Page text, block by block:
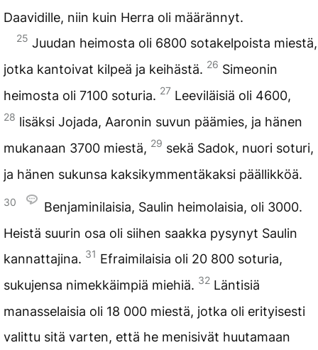
Daavidille, niin kuin Herra oli määrännyt.
25 Juudan heimosta oli 6800 sotakelpoista miestä,
jotka kantoivat kilpeä ja keihästä. 26 Simeonin
heimosta oli 7100 soturia. 27 Leeviläisiä oli 4600,
28 lisäksi Jojada, Aaronin suvun päämies, ja hänen
mukanaan 3700 miestä, 29 sekä Sadok, nuori soturi,
ja hänen sukunsa kaksikymmentäkaksi päällikköä.
30
Benjaminilaisia, Saulin heimolaisia, oli 3000.
Heistä suurin osa oli siihen saakka pysynyt Saulin
kannattajina. 31 Efraimilaisia oli 20 800 soturia,
sukujensa nimekkäimpiä miehiä. 32 Läntisiä
manasselaisia oli 18 000 miestä, jotka oli erityisesti
valittu sitä varten, että he menisivät huutamaan